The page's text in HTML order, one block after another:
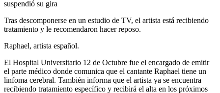
Tras descomponerse en un estudio de TV, el artista está recibiendo
tratamiento y le recomendaron hacer reposo.
Raphael, artista español.
El Hospital Universitario 12 de Octubre fue el encargado de emitir
el parte médico donde comunica que el cantante Raphael tiene un
linfoma cerebral. También informa que el artista ya se encuentra
recibiendo tratamiento específico y recibirá el alta en los próximos